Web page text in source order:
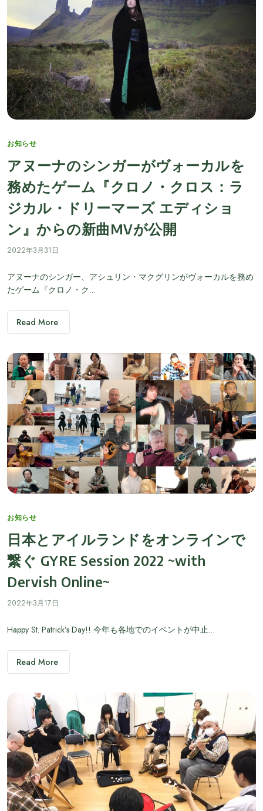
Categories
お知らせ
アヌーナのシンガーがヴォーカルを
務めたゲーム『クロノ・クロス：ラ
ジカル・ドリーマーズ エディショ
ン』からの新曲MVが公開
2022年3月31日
アヌーナのシンガー、アシュリン・マクグリンがヴォーカルを務め
たゲーム『クロノ・ク…
Read More
Categories
お知らせ
日本とアイルランドをオンラインで
繋ぐ GYRE Session 2022 ~with
Dervish Online~
2022年3月17日
Happy St. Patrick’s Day!! 今年も各地でのイベントが中止…
Read More